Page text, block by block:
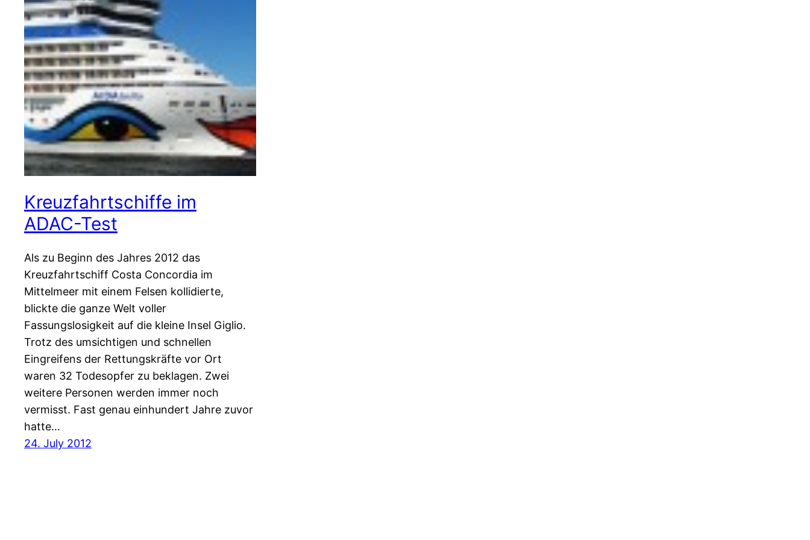
Kreuzfahrtschiffe im
ADAC-Test
Als zu Beginn des Jahres 2012 das
Kreuzfahrtschiff Costa Concordia im
Mittelmeer mit einem Felsen kollidierte,
blickte die ganze Welt voller
Fassungslosigkeit auf die kleine Insel Giglio.
Trotz des umsichtigen und schnellen
Eingreifens der Rettungskräfte vor Ort
waren 32 Todesopfer zu beklagen. Zwei
weitere Personen werden immer noch
vermisst. Fast genau einhundert Jahre zuvor
hatte…
24. July 2012